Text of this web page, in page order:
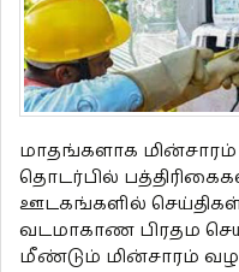
மாதங்களாக
தொடர்பில்
ஊடகங்களில்
வடமாகாண பிரதம
மீண்டும் மின்சாரம்